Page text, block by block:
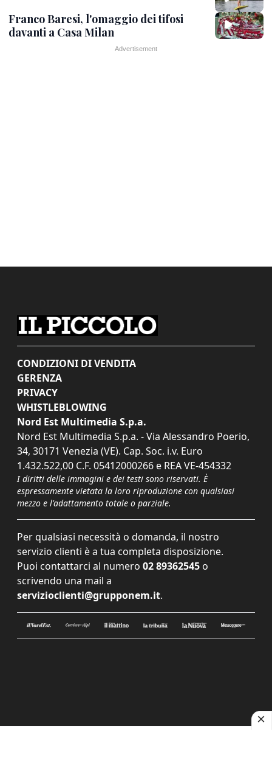
Franco Baresi, l'omaggio dei tifosi
davanti a Casa Milan
CONDIZIONI DI VENDITA
GERENZA
PRIVACY
WHISTLEBLOWING
Nord Est Multimedia S.p.a.
Nord Est Multimedia S.p.a. - Via Alessandro Poerio,
34, 30171 Venezia (VE). Cap. Soc. i.v. Euro
1.432.522,00 C.F. 05412000266 e REA VE-454332
I diritti delle immagini e dei testi sono riservati. È
espressamente vietata la loro riproduzione con qualsiasi
mezzo e l'adattamento totale o parziale.
Per qualsiasi necessità o domanda, il nostro
servizio clienti è a tua completa disposizione.
Puoi contattarci al numero 02 89362545 o
scrivendo una mail a
servizioclienti@grupponem.it.